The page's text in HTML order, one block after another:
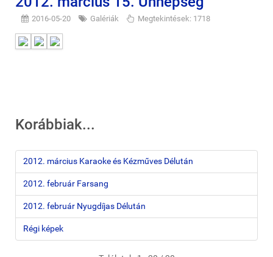
2016-05-20 Galériák Megtekintések: 1718
Korábbiak...
2012. március Karaoke és Kézműves Délután
2012. február Farsang
2012. február Nyugdíjas Délután
Régi képek